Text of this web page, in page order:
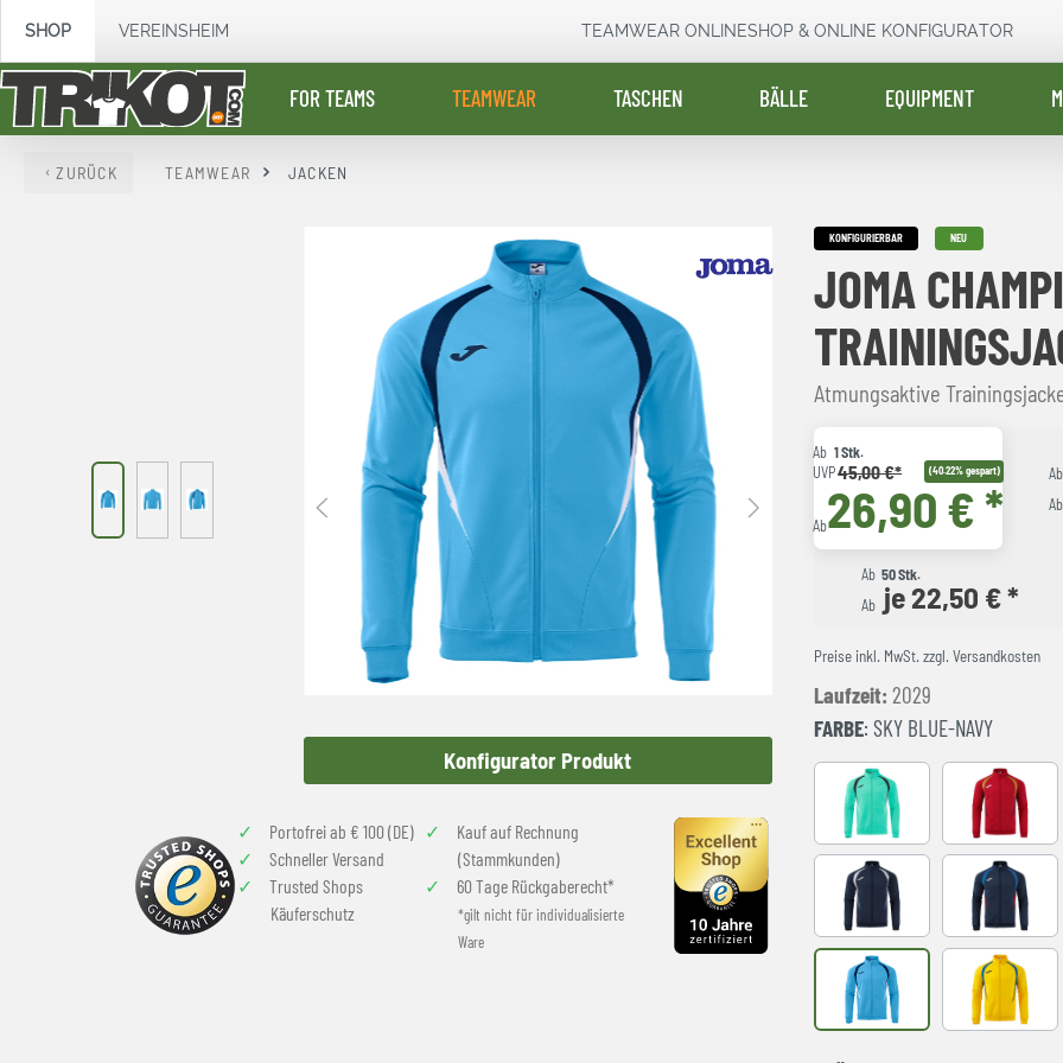
Zur Hauptnavigation springen
SHOP VEREINSHEIM TEAMWEAR ONLINESHOP & ONLINE KONFIGURATOR
FOR TEAMS TEAMWEAR TASCHEN BÄLLE EQUIPMENT
ZURÜCK TEAMWEAR JACKEN
Konfigurator Produkt
Portofrei ab € 100 (DE)
Schneller Versand
Trusted Shops
Käuferschutz
Kauf auf Rechnung
(Stammkunden)
60 Tage Rückgaberecht*
*gilt nicht für individualisierte
Ware
KONFIGURIERBAR NEU
JOMA
Atmungsaktive
Ab 1 Stk.
UVP45,00 €* (40.22% gespart)
Ab26,90 € *
Ab
Ab
Ab 50 Stk.
Ab je 22,50 € *
Preise inkl. MwSt. zzgl. Versandkosten
Laufzeit: 2029
FARBE: SKY BLUE-NAVY
LIGHT GREEN RED-NAVY
NAVY-GREY NAVY-
SKY BLUE-NAVY YELLOW-